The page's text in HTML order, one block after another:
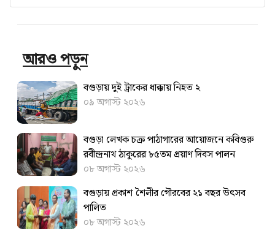
আরও পড়ুন
বগুড়ায় দুই ট্রাকের ধাক্কায় নিহত ২
০৯ অগাস্ট ২০২৬
বগুড়া লেখক চক্র পাঠাগারের আয়োজনে কবিগুরু
রবীন্দ্রনাথ ঠাকুরের ৮৫তম প্রয়াণ দিবস পালন
০৮ অগাস্ট ২০২৬
বগুড়ায় প্রকাশ শৈলীর গৌরবের ২১ বছর উৎসব
পা‌লিত
০৮ অগাস্ট ২০২৬